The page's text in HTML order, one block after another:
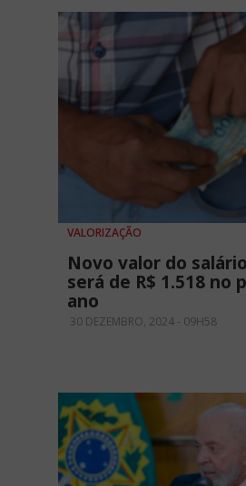
VALORIZAÇÃO
Novo valor do
será de R$ 1.518 no
ano
30 DEZEMBRO, 2024 - 09H58